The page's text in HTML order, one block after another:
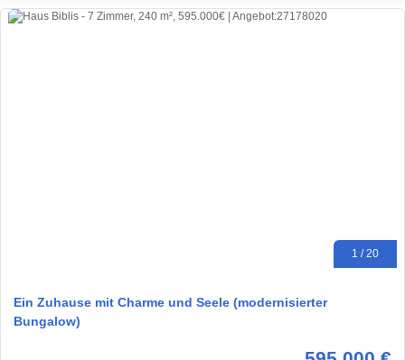
1 / 20
Ein Zuhause mit Charme und Seele (modernisierter
Bungalow)